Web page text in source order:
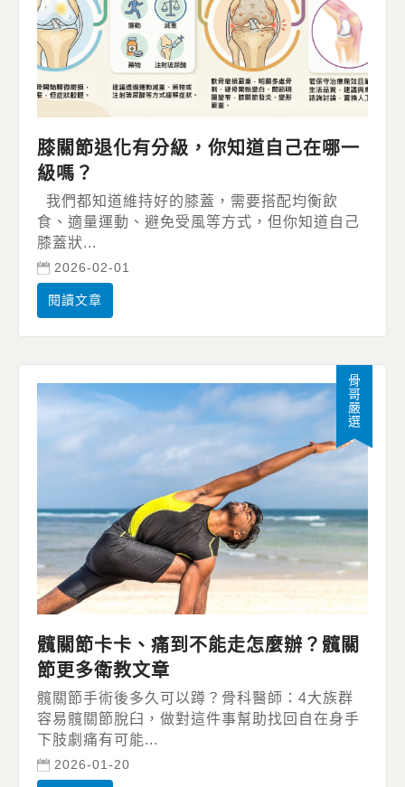
膝關節退化有分級，你知道自己在哪一
級嗎？
我們都知道維持好的膝蓋，需要搭配均衡飲
食、適量運動、避免受風等方式，但你知道自己
膝蓋狀...
2026-02-01
閱讀文章
髖關節卡卡、痛到不能走怎麼辦？髖關
節更多衛教文章
髖關節手術後多久可以蹲？骨科醫師：4大族群
容易髖關節脫臼，做對這件事幫助找回自在身手
下肢劇痛有可能...
2026-01-20
骨哥嚴選